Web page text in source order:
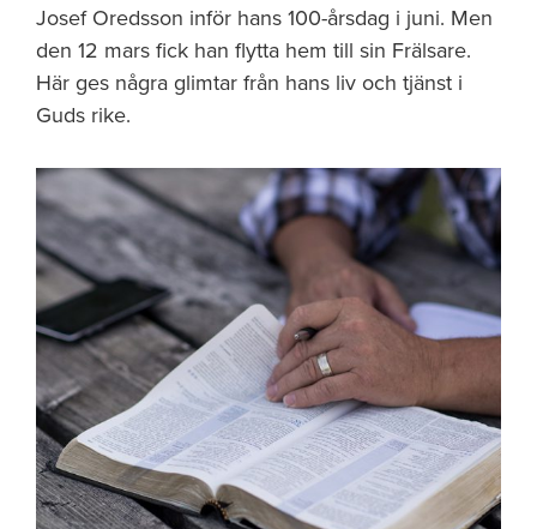
Josef Oredsson inför hans 100-årsdag i juni. Men
den 12 mars fick han flytta hem till sin Frälsare.
Här ges några glimtar från hans liv och tjänst i
Guds rike.